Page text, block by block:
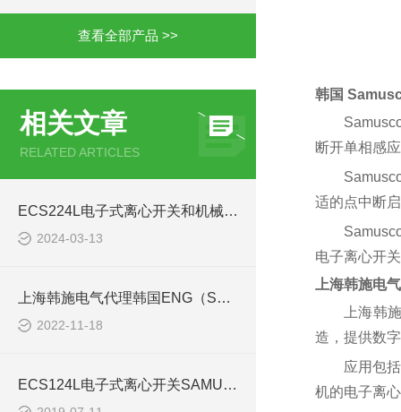
查看全部产品 >>
相关文章
RELATED ARTICLES
ECS224L电子式离心开关和机械式离心开关区别
2024-03-13
上海韩施电气代理韩国ENG（SAMUSCO）电子式离心开关
2022-11-18
ECS124L电子式离心开关SAMUSCO
韩国
断开单相感
适的点中断
电子离心开
上海韩施电
上海韩
造，提供数
应用包
机的电子离